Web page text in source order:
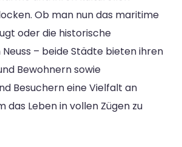
Ob man nun das maritime
oder die historische
– beide Städte bieten ihren
Bewohnern sowie
Besuchern eine Vielfalt an
das Leben in vollen Zügen zu